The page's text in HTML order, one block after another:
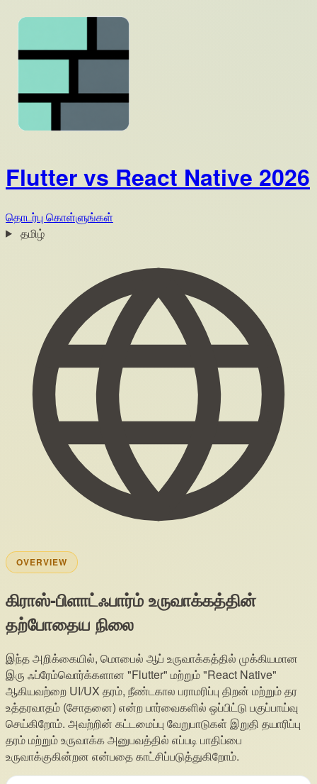
Flutter vs React Native 2026
தொடர்பு கொள்ளுங்கள்
தமிழ்
OVERVIEW
கிராஸ்‑பிளாட்ஃபார்ம் உருவாக்கத்தின்
தற்போதைய நிலை
இந்த அறிக்கையில், மொபைல் ஆப் உருவாக்கத்தில் முக்கியமான
இரு ஃப்ரேம்வொர்க்களான "Flutter" மற்றும் "React Native"
ஆகியவற்றை UI/UX தரம், நீண்டகால பராமரிப்பு திறன் மற்றும் தர
உத்தரவாதம் (சோதனை) என்ற பார்வைகளில் ஒப்பிட்டு பகுப்பாய்வு
செய்கிறோம். அவற்றின் கட்டமைப்பு வேறுபாடுகள் இறுதி தயாரிப்பு
தரம் மற்றும் உருவாக்க அனுபவத்தில் எப்படி பாதிப்பை
உருவாக்குகின்றன என்பதை காட்சிப்படுத்துகிறோம்.